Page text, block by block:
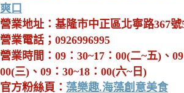
爽口
營業地址：基隆市中正區北寧路367號
營業電話；0926996995
營業時間：09：30~17：00(二~五)、09
00(三)、09：30~18：00(六~日)
官方粉絲頁： 藻樂趣.海藻創意美食